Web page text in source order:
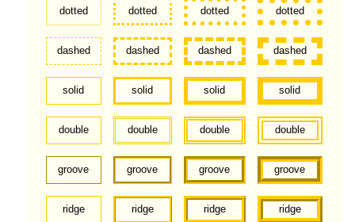
dotted dotted dotted dotted
dashed dashed dashed dashed
solid solid solid solid
double double double double
groove groove groove groove
ridge ridge ridge ridge